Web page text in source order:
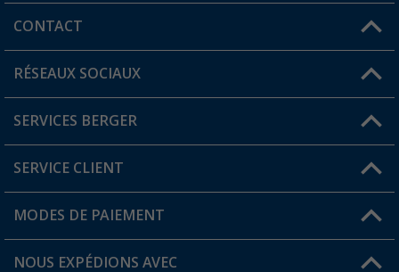
CONTACT
Une question ?
Trouver une magasin
RÉSEAUX SOCIAUX
SERVICES BERGER
Devenir revendeur
Mon compte
SERVICE CLIENT
FAQ et contact
Informations sur l'expédition
MODES DE PAIEMENT
NOUS EXPÉDIONS AVEC